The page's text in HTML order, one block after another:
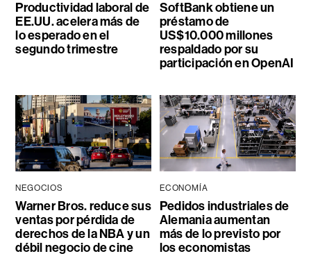
Productividad laboral de
EE.UU. acelera más de
lo esperado en el
segundo trimestre
SoftBank obtiene un
préstamo de
US$10.000 millones
respaldado por su
participación en OpenAI
NEGOCIOS
Warner Bros. reduce sus
ventas por pérdida de
derechos de la NBA y un
débil negocio de cine
ECONOMÍA
Pedidos industriales de
Alemania aumentan
más de lo previsto por
los economistas